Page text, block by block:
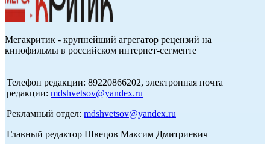
Мегакритик - крупнейший агрегатор рецензий на
кинофильмы в российском интернет-сегменте
Телефон редакции: 89220866202, электронная почта
редакции: mdshvetsov@yandex.ru
Рекламный отдел: mdshvetsov@yandex.ru
Главный редактор Швецов Максим Дмитриевич